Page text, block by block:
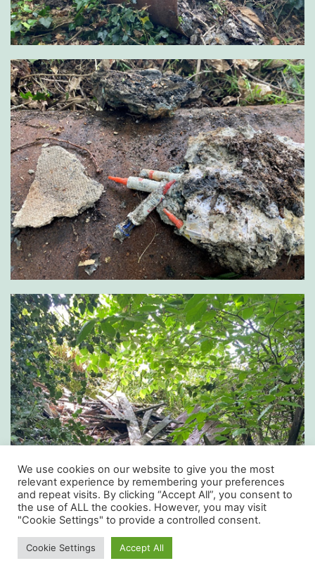
We use cookies on our website to give you the most
relevant experience by remembering your preferences
and repeat visits. By clicking “Accept All”, you consent to
the use of ALL the cookies. However, you may visit
"Cookie Settings" to provide a controlled consent.
Cookie Settings Accept All